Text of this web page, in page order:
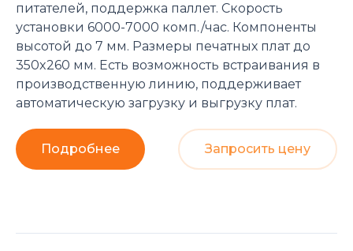
питателей, поддержка паллет. Скорость
установки 6000-7000 комп./час. Компоненты
высотой до 7 мм. Размеры печатных плат до
350x260 мм. Есть возможность встраивания в
производственную линию, поддерживает
автоматическую загрузку и выгрузку плат.
Подробнее Запросить цену